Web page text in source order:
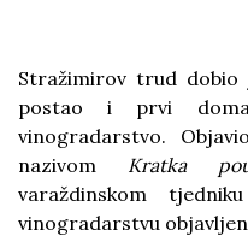
Stražimirov trud
postao i prvi
vinogradarstvo.
nazivom Kratka
varaždinskom
vinogradarstvu